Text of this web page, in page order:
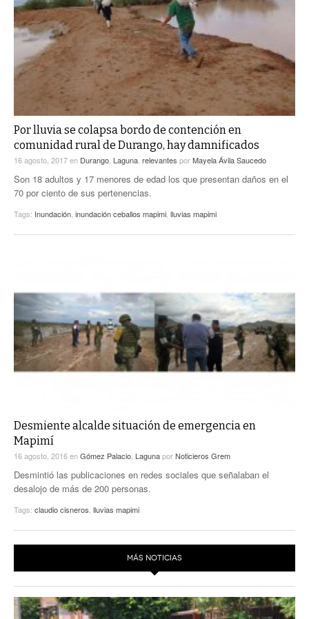
Por lluvia se colapsa bordo de contención en
comunidad rural de Durango, hay damnificados
16 agosto, 2017en Durango Laguna relevantes porMayela Ávila Saucedo
Son 18 adultos y 17 menores de edad los que presentan daños en el
70 por ciento de sus pertenencias.
Tags: Inundación inundación ceballos mapimi lluvias mapimi
Desmiente alcalde situación de emergencia en
Mapimí
16 agosto, 2016enGómez Palacio, LagunaporNoticieros Grem
Desmintió las publicaciones en redes sociales que señalaban el
desalojo de más de 200 personas.
Tags: claudio cisneros, lluvias mapimi
MÁS NOTICIAS